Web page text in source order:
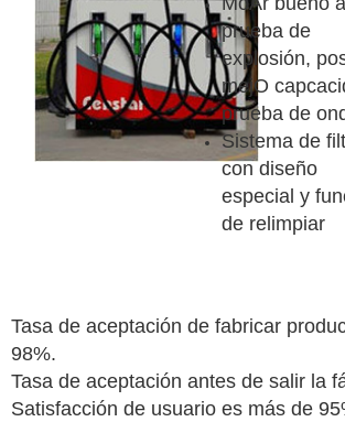
prueba de
explosión,
mejO
prueba de
Sistema de
con diseño
especial y
de relimpiar
Tasa de aceptación de fabricar
98%.
Tasa de aceptación antes de salir la
Satisfacción de usuario es más de